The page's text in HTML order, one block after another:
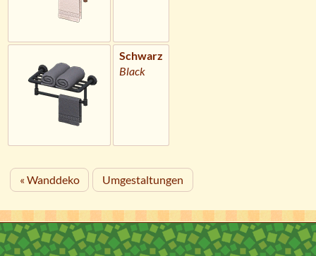
Schwarz
Black
« Wanddeko Umgestaltungen